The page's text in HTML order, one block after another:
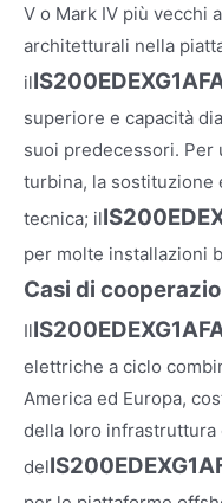
V o Mark IV più vecchi
architetturali nella
il
superiore e capacità
suoi predecessori. Per
turbina, la sostituzione
tecnica; il
per molte installazioni
Casi di
Il
elettriche a ciclo
America ed Europa,
della loro
del